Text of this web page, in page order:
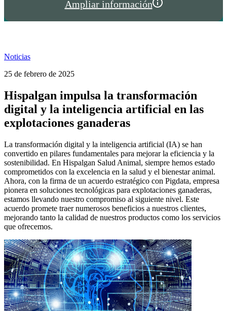
Ampliar información
Noticias
25 de febrero de 2025
Hispalgan impulsa la transformación
digital y la inteligencia artificial en las
explotaciones ganaderas
La transformación digital y la inteligencia artificial (IA) se han
convertido en pilares fundamentales para mejorar la eficiencia y la
sostenibilidad. En Hispalgan Salud Animal, siempre hemos estado
comprometidos con la excelencia en la salud y el bienestar animal.
Ahora, con la firma de un acuerdo estratégico con Pigdata, empresa
pionera en soluciones tecnológicas para explotaciones ganaderas,
estamos llevando nuestro compromiso al siguiente nivel. Este
acuerdo promete traer numerosos beneficios a nuestros clientes,
mejorando tanto la calidad de nuestros productos como los servicios
que ofrecemos.